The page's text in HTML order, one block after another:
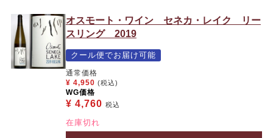
オスモート・ワイン セネカ・レイク リー
スリング 2019
クール便でお届け可能
通常価格
¥ 4,950 (税込)
WG価格
¥ 4,760 税込
在庫切れ